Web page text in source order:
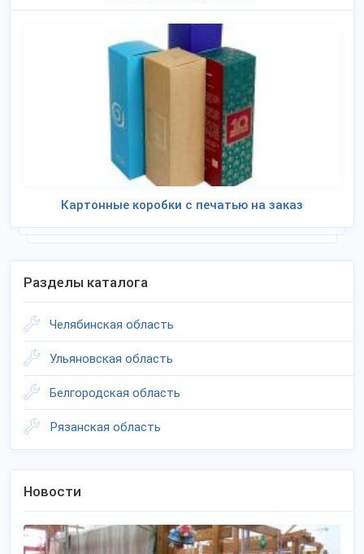
Картонные коробки с печатью на заказ
Разделы каталога
Челябинская область
Ульяновская область
Белгородская область
Рязанская область
Новости